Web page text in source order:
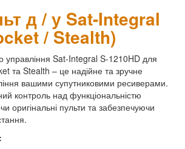
д / у Sat-Integral
/ Stealth)
управління Sat-Integral S-1210HD для
та Stealth – це надійне та зручне
вашими супутниковими ресиверами.
контроль над функціональністю
оригінальні пульти та забезпечуючи